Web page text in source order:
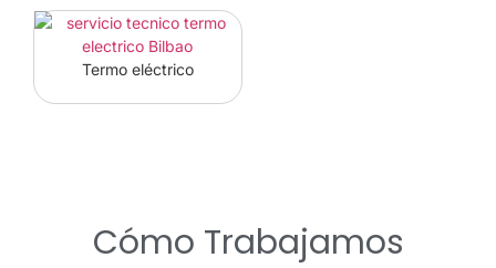
Termo eléctrico
Cómo Trabajamos